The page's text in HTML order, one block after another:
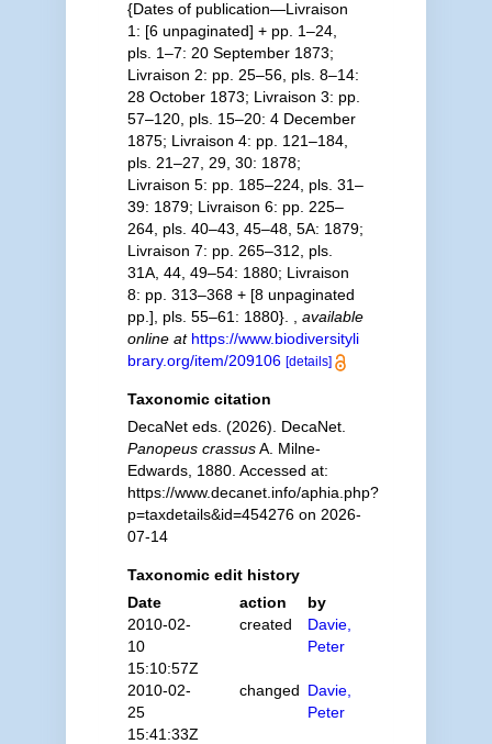
{Dates of publication—Livraison
1: [6 unpaginated] + pp. 1–24,
pls. 1–7: 20 September 1873;
Livraison 2: pp. 25–56, pls. 8–14:
28 October 1873; Livraison 3: pp.
57–120, pls. 15–20: 4 December
1875; Livraison 4: pp. 121–184,
pls. 21–27, 29, 30: 1878;
Livraison 5: pp. 185–224, pls. 31–
39: 1879; Livraison 6: pp. 225–
264, pls. 40–43, 45–48, 5A: 1879;
Livraison 7: pp. 265–312, pls.
31A, 44, 49–54: 1880; Livraison
8: pp. 313–368 + [8 unpaginated
pp.], pls. 55–61: 1880}.
available
online at https://www.biodiversityli
brary.org/item/209106 [details]
Taxonomic citation
DecaNet eds. (2026). DecaNet.
Panopeus crassusA. Milne-
Edwards, 1880. Accessed at:
https://www.decanet.info/aphia.php?
p=taxdetails&id=454276 on 2026-
07-14
Taxonomic edit history
Date
action
by
2010-02-
10
15:10:57Z
created
Davie,
Peter
2010-02-
25
15:41:33Z
changed Davie,
Peter